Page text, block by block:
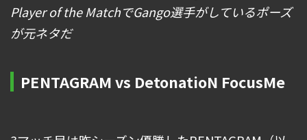
Player of the MatchでGango選手がしているポーズ
が元ネタだ
PENTAGRAM vs DetonatioN FocusMe